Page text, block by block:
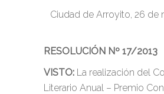
Ciudad de Arroyito, 26 de
RESOLUCIÓN Nº 17/2013
VISTO: La realización del
Literario Anual – Premio